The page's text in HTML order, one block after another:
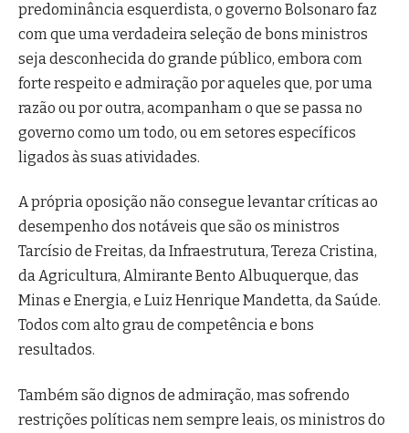
predominância esquerdista, o governo Bolsonaro faz
com que uma verdadeira seleção de bons ministros
seja desconhecida do grande público, embora com
forte respeito e admiração por aqueles que, por uma
razão ou por outra, acompanham o que se passa no
governo como um todo, ou em setores específicos
ligados às suas atividades.
A própria oposição não consegue levantar críticas ao
desempenho dos notáveis que são os ministros
Tarcísio de Freitas, da Infraestrutura, Tereza Cristina,
da Agricultura, Almirante Bento Albuquerque, das
Minas e Energia, e Luiz Henrique Mandetta, da Saúde.
Todos com alto grau de competência e bons
resultados.
Também são dignos de admiração, mas sofrendo
restrições políticas nem sempre leais, os ministros do